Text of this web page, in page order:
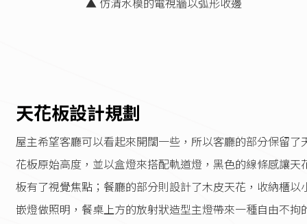
▲ 仿清水模的電視牆以弧形收邊
天花板設計規劃
屋主希望客廳可以看起來開闊一些，所以客廳的部分保留了
花板原始高度，並以盒燈來搭配軌道燈，黑色的線條感讓天
板有了視覺焦點；餐廳的部分則設計了木皮天花，收納櫃以
嵌燈做照明，餐桌上方的放射狀造型主燈帶來一種自由不拘